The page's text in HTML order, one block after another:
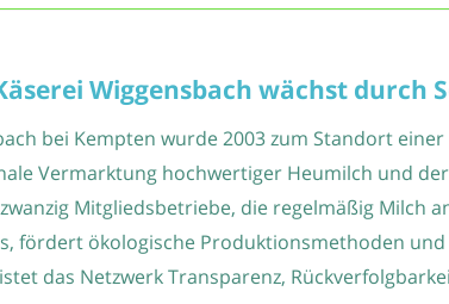
Wiggensbach wächst
bei Kempten wurde 2003 zum Standort
Vermarktung hochwertiger Heumilch und
Mitgliedsbetriebe, die regelmäßig Milch
fördert ökologische Produktionsmethoden
das Netzwerk Transparenz,